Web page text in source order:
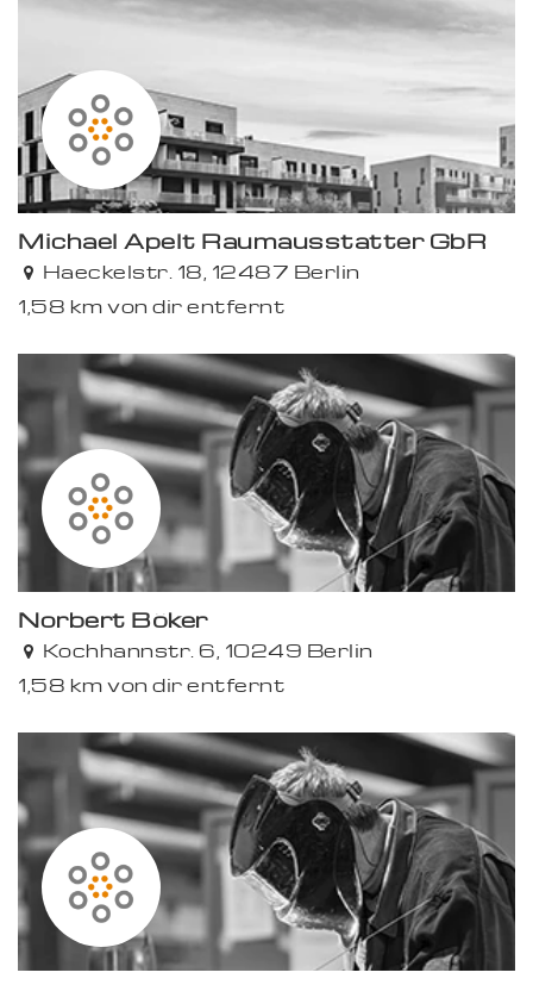
Michael Apelt Raumausstatter GbR
Haeckelstr. 18, 12487 Berlin
1,58 km von dir entfernt
Norbert Böker
Kochhannstr. 6, 10249 Berlin
1,58 km von dir entfernt